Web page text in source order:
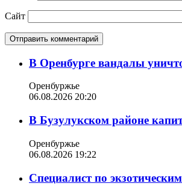
Сайт
В Оренбурге вандалы
Оренбуржье
06.08.2026 20:20
В Бузулукском районе
Оренбуржье
06.08.2026 19:22
Специалист по